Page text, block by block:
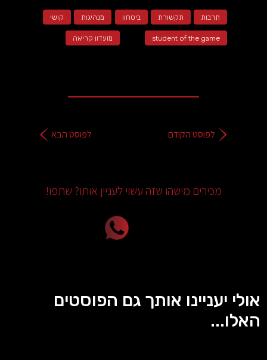
תרבות תקשורת ביטחון מנהיגות קושי
student of the game מועדון קריאה
לפוסט הקודם לפוסט הבא
מכירים מישהו שזה עשוי לעניין אותו? שתפו!
אולי יעניינו אותך גם הפוסטים
האלו...